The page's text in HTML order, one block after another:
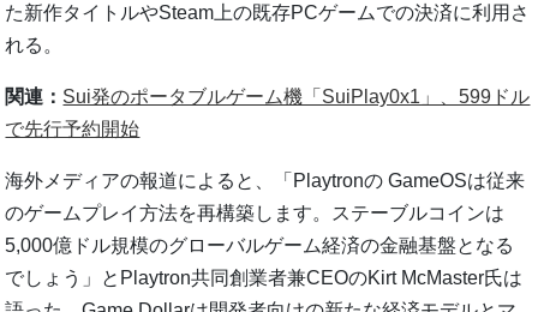
た新作タイトルやSteam上の既存PCゲームでの決済に利用さ
れる。
関連： Sui発のポータブルゲーム機「SuiPlay0x1」、599ドル
で先行予約開始
海外メディアの報道によると、「Playtronの GameOSは従来
のゲームプレイ方法を再構築します。ステーブルコインは
5,000億ドル規模のグローバルゲーム経済の金融基盤となる
でしょう」とPlaytron共同創業者兼CEOのKirt McMaster氏は